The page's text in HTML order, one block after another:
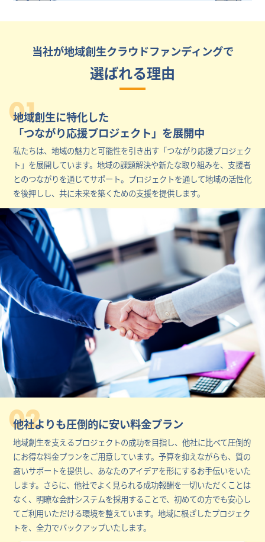
当社が地域創生クラウドファンディングで
選ばれる理由
01
地域創生に特化した
「つながり応援プロジェクト」を展開中
私たちは、地域の魅力と可能性を引き出す「つながり応援プロジェク
ト」を展開しています。地域の課題解決や新たな取り組みを、支援者
とのつながりを通じてサポート。プロジェクトを通して地域の活性化
を後押しし、共に未来を築くための支援を提供します。
02
他社よりも圧倒的に安い料金プラン
地域創生を支えるプロジェクトの成功を目指し、他社に比べて圧倒的
にお得な料金プランをご用意しています。予算を抑えながらも、質の
高いサポートを提供し、あなたのアイデアを形にするお手伝いをいた
します。さらに、他社でよく見られる成功報酬を一切いただくことは
なく、明瞭な会計システムを採用することで、初めての方でも安心し
てご利用いただける環境を整えています。地域に根ざしたプロジェク
トを、全力でバックアップいたします。